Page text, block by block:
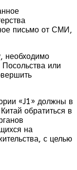
письмо от СМИ,
необходимо
или
«J1» должны в
обратиться в
на
с целью